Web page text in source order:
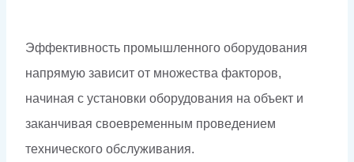
Эффективность промышленного оборудования
напрямую зависит от множества факторов,
начиная с установки оборудования на объект и
заканчивая своевременным проведением
технического обслуживания.